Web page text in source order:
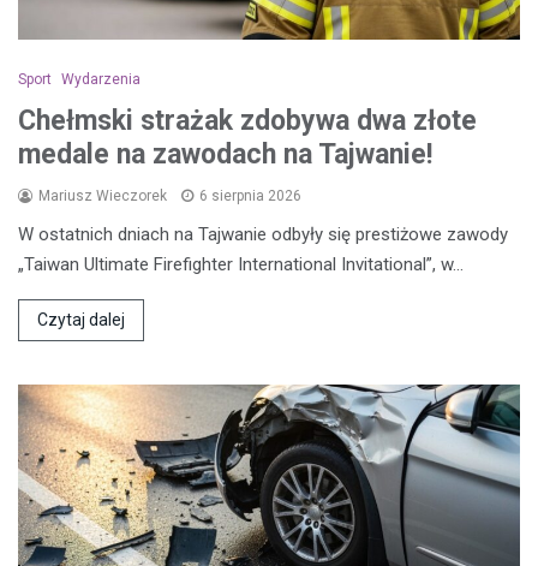
Sport Wydarzenia
Chełmski strażak zdobywa dwa złote
medale na zawodach na Tajwanie!
Mariusz Wieczorek 6 sierpnia 2026
W ostatnich dniach na Tajwanie odbyły się prestiżowe zawody
„Taiwan Ultimate Firefighter International Invitational”, w…
Czytaj dalej